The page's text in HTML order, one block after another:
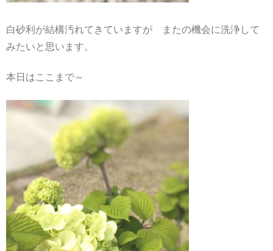
白砂利が結構汚れてきていますが またの機会に洗浄して
みたいと思います。
本日はここまで～